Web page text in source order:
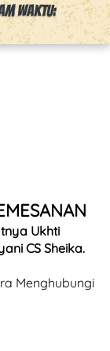
Ukhti
CS Sheika.
Menghubungi
Waktu: